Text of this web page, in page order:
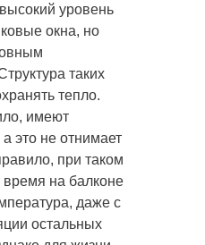
уровень
окна, но
таких
тепло.
имеют
это не отнимает
при таком
время на балконе
даже с
остальных